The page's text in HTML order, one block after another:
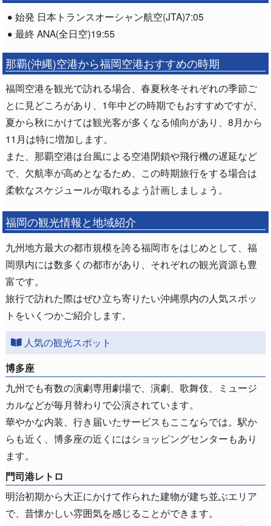
始発 日本トランスオーシャン航空(JTA)7:05
最終 ANA(全日空)19:55
那覇(沖縄)空港から福岡空港おすすめの時期
福岡空港を観光で訪れる場合、春夏秋冬それぞれの季節ご
とに見どころがあり、1年中どの時期でもおすすめですが、
夏から秋にかけては観光客が多くなる傾向があり、8月から
11月は特に増加します。
また、那覇空港は台風による空港閉鎖や飛行機の遅延など
で、欠航率が高めとなるため、この時期旅行をする場合は
柔軟なスケジュールが取れるよう計画しましょう。
福岡の観光情報と地域紹介
九州地方最大の都市規模を誇る福岡市をはじめとして、福
岡県内には数多くの都市があり、それぞれの観光資源も豊
富です。
旅行で訪れた際はぜひ立ち寄りたい沖縄県内の人気スポッ
トをいくつかご紹介します。
人気の観光スポット
博多座
九州でも有数の演劇専用劇場で、演劇、歌舞伎、ミュージ
カルなどが毎月替わりで公演されています。
華やかな内装、行き届いたサービスもここならでは。駅か
らも近く、博多座の近くにはショッピングセンターもあり
ます。
門司港レトロ
明治初期から大正にかけて作られた建物が建ち並ぶエリア
で、昔懐かしい雰囲気を感じることができます。